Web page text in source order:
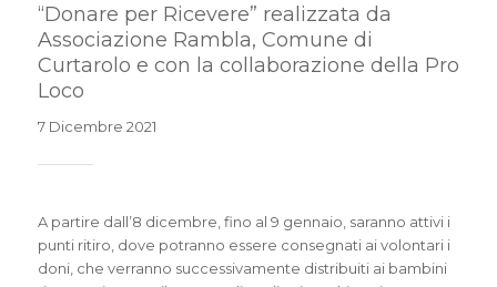
“Donare per Ricevere” realizzata da
Associazione Rambla, Comune di
Curtarolo e con la collaborazione della Pro
Loco
7 Dicembre 2021
A partire dall’8 dicembre, fino al 9 gennaio, saranno attivi i
punti ritiro, dove potranno essere consegnati ai volontari i
doni, che verranno successivamente distribuiti ai bambini